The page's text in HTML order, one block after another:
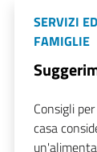
SERVIZI
FAMIGLIE
Consigli
casa